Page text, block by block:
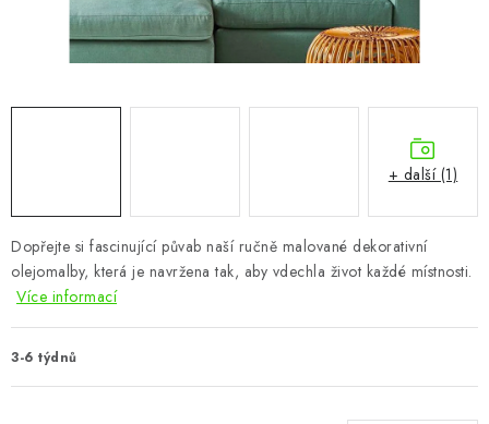
ZAHRADA
OSTATNÍ
Vše o nákupu Info
Reklamace a odstoupení od smlouvy
Kontakty
Bonusový program NBM+ Blog
Dopřejte si fascinující půvab naší ručně malované dekorativní
olejomalby, která je navržena tak, aby vdechla život každé místnosti.
Více informací
3-6 týdnů
+ další (1)